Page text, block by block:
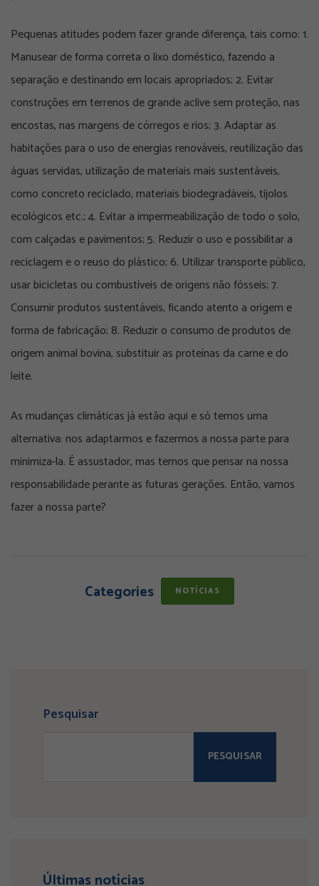
Pequenas atitudes podem fazer grande diferença, tais como: 1.
Manusear de forma correta o lixo doméstico, fazendo a
separação e destinando em locais apropriados; 2. Evitar
construções em terrenos de grande aclive sem proteção, nas
encostas, nas margens de córregos e rios; 3. Adaptar as
habitações para o uso de energias renováveis, reutilização das
águas servidas, utilização de materiais mais sustentáveis,
como concreto reciclado, materiais biodegradáveis, tijolos
ecológicos etc.; 4. Evitar a impermeabilização de todo o solo,
com calçadas e pavimentos; 5. Reduzir o uso e possibilitar a
reciclagem e o reuso do plástico; 6. Utilizar transporte público,
usar bicicletas ou combustíveis de origens não fósseis; 7.
Consumir produtos sustentáveis, ficando atento a origem e
forma de fabricação; 8. Reduzir o consumo de produtos de
origem animal bovina, substituir as proteínas da carne e do
leite.
As mudanças climáticas já estão aqui e só temos uma
alternativa: nos adaptarmos e fazermos a nossa parte para
minimiza-la. É assustador, mas temos que pensar na nossa
responsabilidade perante as futuras gerações. Então, vamos
fazer a nossa parte?
Categories NOTÍCIAS
Pesquisar
PESQUISAR
Últimas notícias